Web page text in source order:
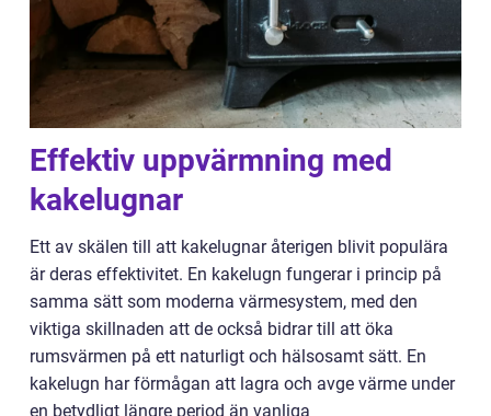
Effektiv uppvärmning med
kakelugnar
Ett av skälen till att kakelugnar återigen blivit populära
är deras effektivitet. En kakelugn fungerar i princip på
samma sätt som moderna värmesystem, med den
viktiga skillnaden att de också bidrar till att öka
rumsvärmen på ett naturligt och hälsosamt sätt. En
kakelugn har förmågan att lagra och avge värme under
en betydligt längre period än vanliga